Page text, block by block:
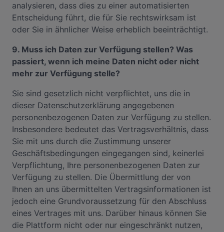
analysieren, dass dies zu einer automatisierten
Entscheidung führt, die für Sie rechtswirksam ist
oder Sie in ähnlicher Weise erheblich beeinträchtigt.
9. Muss ich Daten zur Verfügung stellen? Was
passiert, wenn ich meine Daten nicht oder nicht
mehr zur Verfügung stelle?
Sie sind gesetzlich nicht verpflichtet, uns die in
dieser Datenschutzerklärung angegebenen
personenbezogenen Daten zur Verfügung zu stellen.
Insbesondere bedeutet das Vertragsverhältnis, dass
Sie mit uns durch die Zustimmung unserer
Geschäftsbedingungen eingegangen sind, keinerlei
Verpflichtung, Ihre personenbezogenen Daten zur
Verfügung zu stellen. Die Übermittlung der von
Ihnen an uns übermittelten Vertragsinformationen ist
jedoch eine Grundvoraussetzung für den Abschluss
eines Vertrages mit uns. Darüber hinaus können Sie
die Plattform nicht oder nur eingeschränkt nutzen,